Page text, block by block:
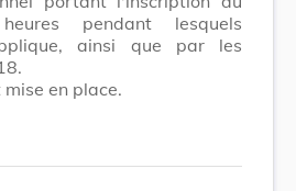
pendant lesquels
ainsi que par les
en place.